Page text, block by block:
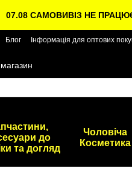
07.08 САМОВИВІЗ НЕ
Блог Інформація для оптових
до
та догляд
Чоловіча
Косметика